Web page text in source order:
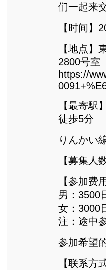
们一起来
【时间】
【地点】
2800号室
https://
【最寄駅
徒歩5分
りんかい
【募集人
【参加费
男：3500
女：3000
注：途中
参加希望
【联系方